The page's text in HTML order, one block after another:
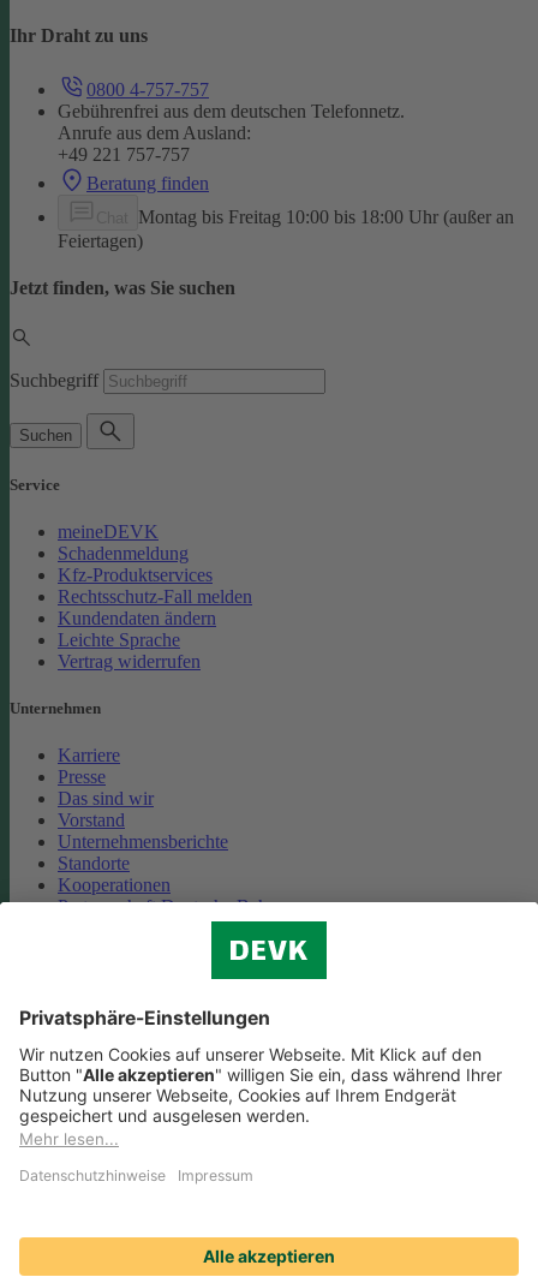
Ihr Draht zu uns
0800 4-757-757
Gebührenfrei aus dem deutschen Telefonnetz.
Anrufe aus dem Ausland:
+49 221 757-757
Beratung finden
Montag bis Freitag 10:00 bis 18:00 Uhr (außer an
Feiertagen)
Jetzt finden, was Sie suchen
Suchbegriff
Suchen
Service
meineDEVK
Schadenmeldung
Kfz-Produktservices
Rechtsschutz-Fall melden
Kundendaten ändern
Leichte Sprache
Vertrag widerrufen
Unternehmen
Karriere
Presse
Das sind wir
Vorstand
Unternehmensberichte
Standorte
Kooperationen
Partnerschaft Deutsche Bahn
Cookie-Einstellungen
Datenschutz
Impressum
Streitbeilegung
Nutzungshinweise
Compliance